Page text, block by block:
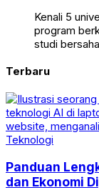
Kenali 5
program
studi
Terbaru
Teknologi
Panduan
dan Ekonomi